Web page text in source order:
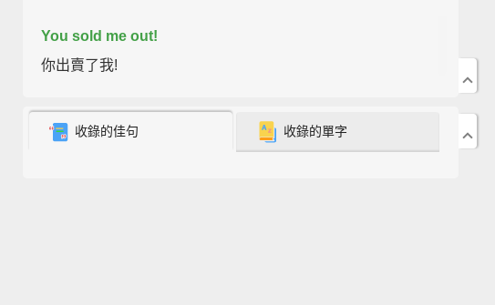
You sold me out!
你出賣了我!
You're a snitch!
你這告密者!
收錄的佳句 收錄的單字